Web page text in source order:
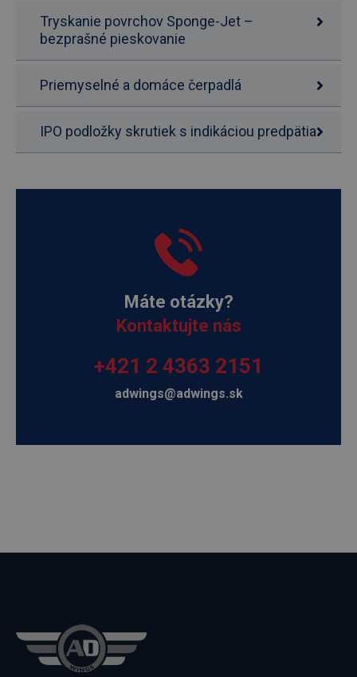
Tryskanie povrchov Sponge-Jet –
bezprašné pieskovanie
Priemyselné a domáce čerpadlá
IPO podložky skrutiek s indikáciou predpätia
Máte otázky?
Kontaktujte nás
+421 2 4363 2151
adwings@adwings.sk